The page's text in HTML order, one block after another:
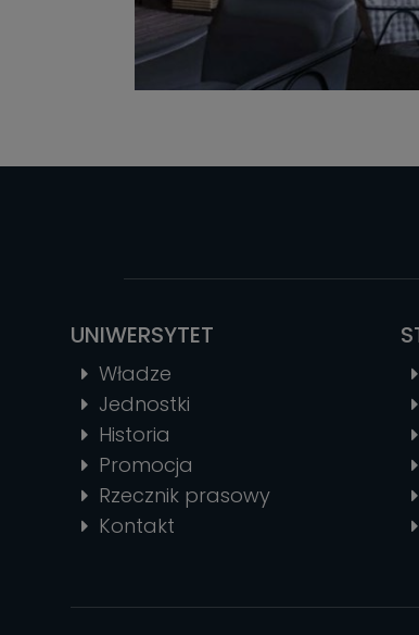
UNIWERSYTET
Władze
Jednostki
Historia
Promocja
Rzecznik prasowy
Kontakt